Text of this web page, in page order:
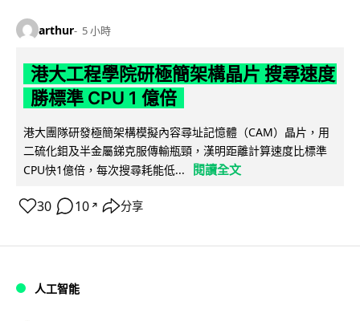
arthur 5 小時
港大工程學院研極簡架構晶片 搜尋速度
勝標準 CPU 1 億倍
港大團隊研發極簡架構模擬內容尋址記憶體（CAM）晶片，用
二硫化鉬及半金屬銻克服傳輸瓶頸，漢明距離計算速度比標準
CPU快1億倍，每次搜尋耗能低...
閱讀全文
30 10 ↗ 分享
人工智能